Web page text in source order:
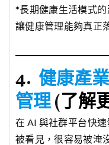
*長期健康生活模式的
讓健康管理能夠真正
4. 健康產
管理(了解
在 AI 與社群平台快
被看見，很容易被淹